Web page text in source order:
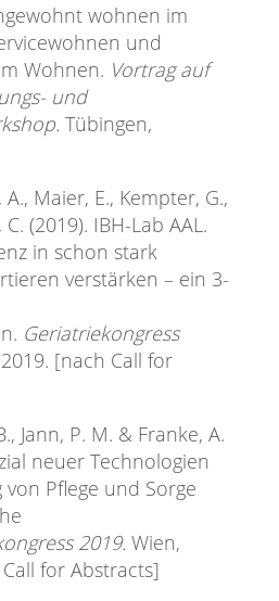
wohnen im
und
Wohnen. Vortrag auf
und
Tübingen,
Maier, E., Kempter, G.,
(2019). IBH-Lab AAL.
in schon stark
verstärken – ein 3-
Geriatriekongress
[nach Call for
Jann, P. M. & Franke, A.
neuer Technologien
Pflege und Sorge
2019. Wien,
for Abstracts]